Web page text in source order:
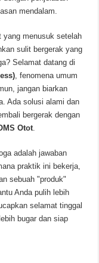
mendalam.
yang menusuk setelah
sulit bergerak yang
Selamat datang di
, fenomena umum
jangan biarkan
Ada solusi alami dan
bergerak dengan
Otot
adalah jawaban
praktik ini bekerja,
sebuah "produk"
Anda pulih lebih
selamat tinggal
bugar dan siap